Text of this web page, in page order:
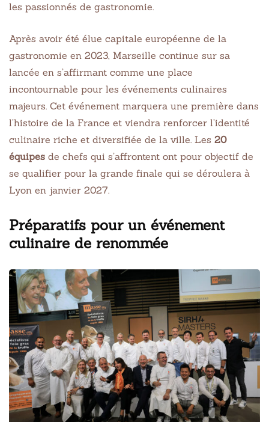
les passionnés de gastronomie.
Après avoir été élue capitale européenne de la
gastronomie en 2023, Marseille continue sur sa
lancée en s’affirmant comme une place
incontournable pour les événements culinaires
majeurs. Cet événement marquera une première dans
l’histoire de la France et viendra renforcer l’identité
culinaire riche et diversifiée de la ville. Les 20
équipes de chefs qui s’affrontent ont pour objectif de
se qualifier pour la grande finale qui se déroulera à
Lyon en janvier 2027.
Préparatifs pour un événement
culinaire de renommée